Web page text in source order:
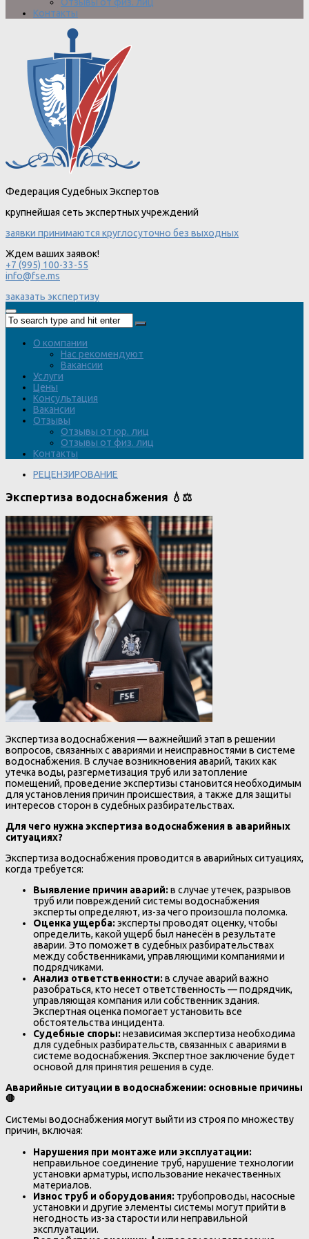
Отзывы от физ. лиц
Контакты
Федерация Судебных Экспертов
крупнейшая сеть экспертных учреждений
заявки принимаются круглосуточно без выходных
Ждем ваших заявок!
+7 (995) 100-33-55
info@fse.ms
заказать экспертизу
О компании
Нас рекомендуют
Вакансии
Услуги
Цены
Консультация
Вакансии
Отзывы
Отзывы от юр. лиц
Отзывы от физ. лиц
Контакты
РЕЦЕНЗИРОВАНИЕ
Экспертиза водоснабжения 💧⚖
Экспертиза водоснабжения — важнейший этап в решении
вопросов, связанных с авариями и неисправностями в системе
водоснабжения. В случае возникновения аварий, таких как
утечка воды, разгерметизация труб или затопление
помещений, проведение экспертизы становится необходимым
для установления причин происшествия, а также для защиты
интересов сторон в судебных разбирательствах.
Для чего нужна экспертиза водоснабжения в аварийных
ситуациях?
Экспертиза водоснабжения проводится в аварийных ситуациях,
когда требуется:
Выявление причин аварий:в случае утечек, разрывов
труб или повреждений системы водоснабжения
эксперты определяют, из-за чего произошла поломка.
Оценка ущерба:эксперты проводят оценку, чтобы
определить, какой ущерб был нанесён в результате
аварии. Это поможет в судебных разбирательствах
между собственниками, управляющими компаниями и
подрядчиками.
Анализ ответственности:в случае аварий важно
разобраться, кто несет ответственность — подрядчик,
управляющая компания или собственник здания.
Экспертная оценка помогает установить все
обстоятельства инцидента.
Судебные споры:независимая экспертиза необходима
для судебных разбирательств, связанных с авариями в
системе водоснабжения. Экспертное заключение будет
основой для принятия решения в суде.
Аварийные ситуации в водоснабжении: основные причины
🛑
Системы водоснабжения могут выйти из строя по множеству
причин, включая:
Нарушения при монтаже или эксплуатации:
неправильное соединение труб, нарушение технологии
установки арматуры, использование некачественных
материалов.
Износ труб и оборудования: трубопроводы, насосные
установки и другие элементы системы могут прийти в
негодность из-за старости или неправильной
эксплуатации.